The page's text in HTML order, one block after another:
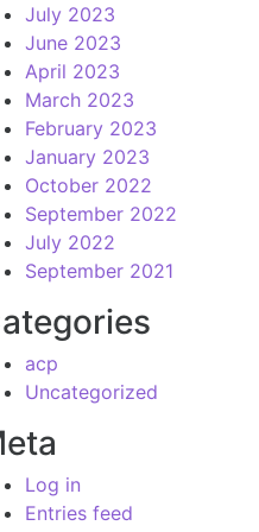
July 2023
June 2023
April 2023
March 2023
February 2023
January 2023
October 2022
September 2022
July 2022
September 2021
acp
Uncategorized
Log in
Entries feed